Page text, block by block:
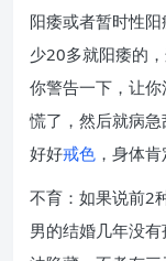
阳痿或者暂时性
少20多就阳痿的
你警告一下，让
慌了，然后就病
好好戒色 ，身体
不育：如果说前2
男的结婚几年没